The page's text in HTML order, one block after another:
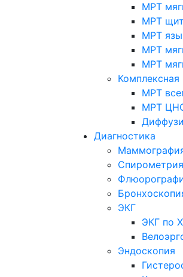
МРТ
МРТ
МРТ
МРТ
МРТ
МРТ
МРТ
Диагностика
Спирометрия
ЭКГ
ЭКГ по
Эндоскопия